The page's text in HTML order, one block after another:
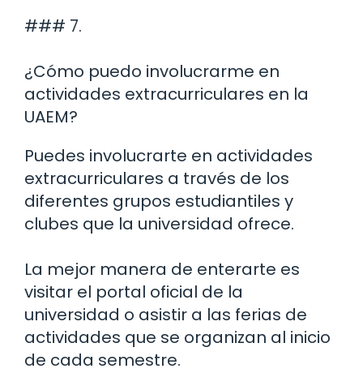
### 7.
¿Cómo puedo involucrarme en
actividades extracurriculares en la
UAEM?
Puedes involucrarte en actividades
extracurriculares a través de los
diferentes grupos estudiantiles y
clubes que la universidad ofrece.
La mejor manera de enterarte es
visitar el portal oficial de la
universidad o asistir a las ferias de
actividades que se organizan al inicio
de cada semestre.